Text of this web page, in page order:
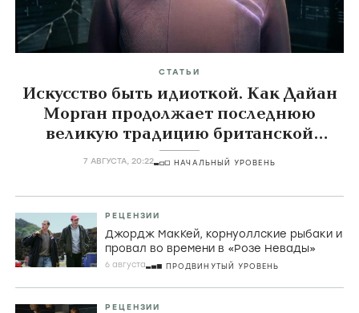
СТАТЬИ
Искусство быть идиоткой. Как Дайан
Морган продолжает последнюю
великую традицию британской
комедии
7 АВГУСТА, 20:22 НАЧАЛЬНЫЙ УРОВЕНЬ
РЕЦЕНЗИИ
Джордж МакКей, корнуоллские рыбаки и
провал во времени в «Розе Невады»
6 августа ПРОДВИНУТЫЙ УРОВЕНЬ
РЕЦЕНЗИИ